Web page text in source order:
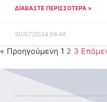
ΔΙΑΒΑΣΤΕ ΠΕΡΙΣΣΟΤΕΡΑ »
30/07/2024 06:46
« Προηγούμενη 1 2 3